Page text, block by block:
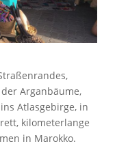
Argan­bäume,
Atlas­ge­birge, in
kilo­me­ter­lange
in Marokko.